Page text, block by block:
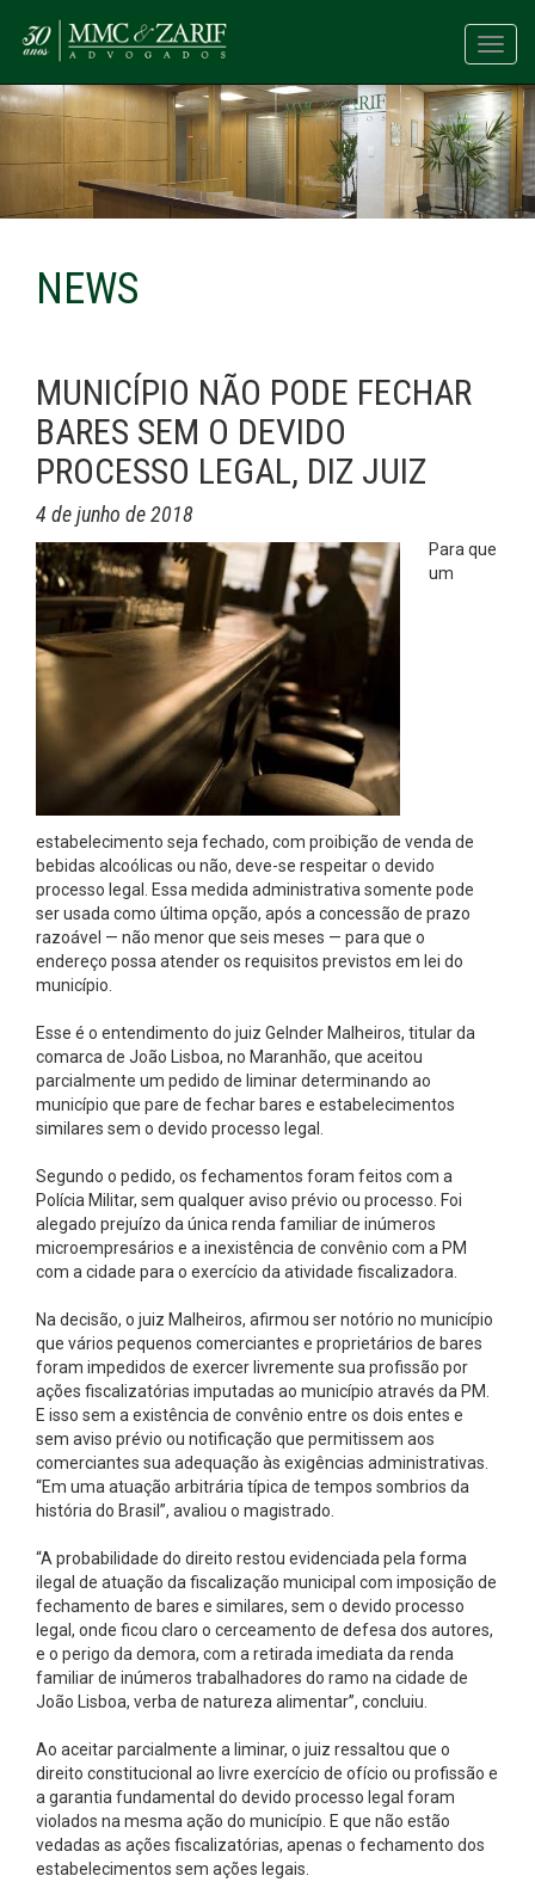
NEWS
MUNICÍPIO NÃO PODE FECHAR
BARES SEM O DEVIDO
PROCESSO LEGAL, DIZ JUIZ
4 de junho de 2018
Para que
um
estabelecimento seja fechado, com proibição de venda de
bebidas alcoólicas ou não, deve-se respeitar o devido
processo legal. Essa medida administrativa somente pode
ser usada como última opção, após a concessão de prazo
razoável — não menor que seis meses — para que o
endereço possa atender os requisitos previstos em lei do
município.
Esse é o entendimento do juiz Gelnder Malheiros, titular da
comarca de João Lisboa, no Maranhão, que aceitou
parcialmente um pedido de liminar determinando ao
município que pare de fechar bares e estabelecimentos
similares sem o devido processo legal.
Segundo o pedido, os fechamentos foram feitos com a
Polícia Militar, sem qualquer aviso prévio ou processo. Foi
alegado prejuízo da única renda familiar de inúmeros
microempresários e a inexistência de convênio com a PM
com a cidade para o exercício da atividade fiscalizadora.
Na decisão, o juiz Malheiros, afirmou ser notório no município
que vários pequenos comerciantes e proprietários de bares
foram impedidos de exercer livremente sua profissão por
ações fiscalizatórias imputadas ao município através da PM.
E isso sem a existência de convênio entre os dois entes e
sem aviso prévio ou notificação que permitissem aos
comerciantes sua adequação às exigências administrativas.
“Em uma atuação arbitrária típica de tempos sombrios da
história do Brasil”, avaliou o magistrado.
“A probabilidade do direito restou evidenciada pela forma
ilegal de atuação da fiscalização municipal com imposição de
fechamento de bares e similares, sem o devido processo
legal, onde ficou claro o cerceamento de defesa dos autores,
e o perigo da demora, com a retirada imediata da renda
familiar de inúmeros trabalhadores do ramo na cidade de
João Lisboa, verba de natureza alimentar”, concluiu.
Ao aceitar parcialmente a liminar, o juiz ressaltou que o
direito constitucional ao livre exercício de ofício ou profissão e
a garantia fundamental do devido processo legal foram
violados na mesma ação do município. E que não estão
vedadas as ações fiscalizatórias, apenas o fechamento dos
estabelecimentos sem ações legais.